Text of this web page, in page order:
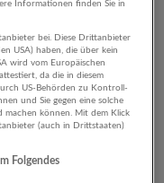
Informationen finden Sie in
bei. Diese Drittanbieter
USA) haben, die über kein
wird vom Europäischen
da die in diesem
US-Behörden zu Kontroll-
und Sie gegen eine solche
machen können. Mit dem Klick
(auch in Drittstaaten)
Folgendes